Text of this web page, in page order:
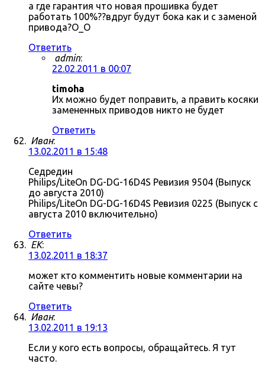
а где гарантия что новая прошивка будет
работать 100%??вдруг будут бока как и с заменой
привода?О_О
Ответить
admin:
22.02.2011 в 00:07
timoha
Их можно будет поправить, а править косяки
замененных приводов никто не будет
Ответить
Иван:
13.02.2011 в 15:48
Седредин
Philips/LiteOn DG-DG-16D4S Ревизия 9504 (Выпуск
до августа 2010)
Philips/LiteOn DG-DG-16D4S Ревизия 0225 (Выпуск с
августа 2010 включительно)
Ответить
ЕK:
13.02.2011 в 18:37
может кто комментить новые комментарии на
сайте чевы?
Ответить
Иван:
13.02.2011 в 19:13
Если у кого есть вопросы, обращайтесь. Я тут
часто.